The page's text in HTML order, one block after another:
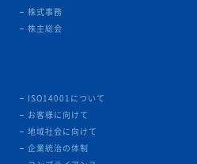
株式事務
株主総会
ISO14001について
お客様に向けて
地域社会に向けて
企業統治の体制